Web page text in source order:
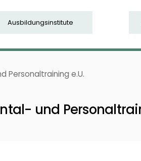
Ausbildungsinstitute
Personaltraining e.U.
und